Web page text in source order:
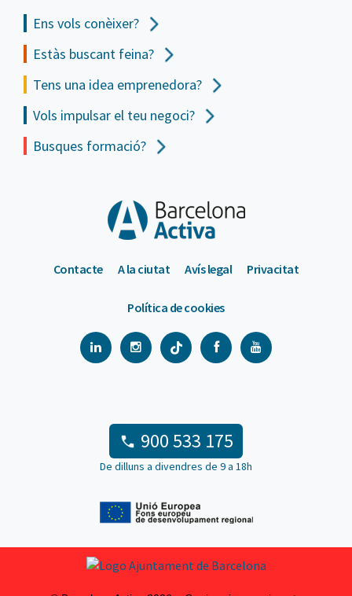
Ens vols conèixer?
Estàs buscant feina?
Tens una idea emprenedora?
Vols impulsar el teu negoci?
Busques formació?
Contacte A la ciutat Avís legal Privacitat
Política de cookies
900 533 175
De dilluns a divendres de 9 a 18h